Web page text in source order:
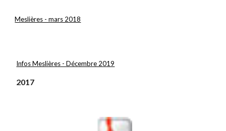
Meslières - mars 2018
Infos Meslières - Décembre 2019
2017